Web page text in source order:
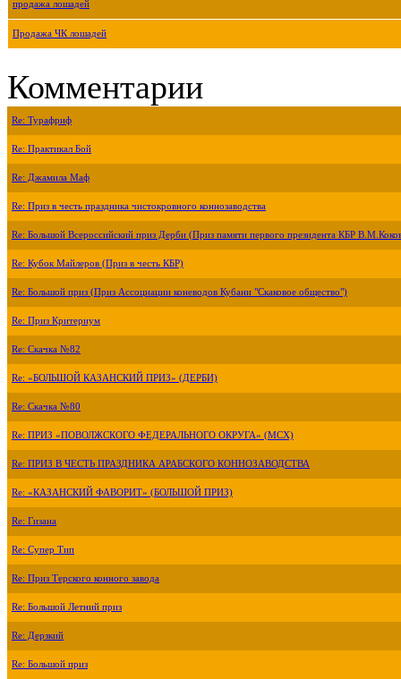
продажа лошадей
Продажа ЧК лошадей
Комментарии
Re: Турафриф
Re: Практикал Бой
Re: Джамила Маф
Re: Приз в честь праздника чистокровного коннозаводства
Re: Большой Всероссийский приз Дерби (Приз памяти первого президента КБР
Re: Кубок Майлеров (Приз в честь КБР)
Re: Большой приз (Приз Ассоциации коневодов Кубани "Скаковое общество")
Re: Приз Критериум
Re: Скачка №82
Re: «БОЛЬШОЙ КАЗАНСКИЙ ПРИЗ» (ДЕРБИ)
Re: Скачка №80
Re: ПРИЗ «ПОВОЛЖСКОГО ФЕДЕРАЛЬНОГО ОКРУГА» (МСХ)
Re: ПРИЗ В ЧЕСТЬ ПРАЗДНИКА АРАБСКОГО КОННОЗАВОДСТВА
Re: «КАЗАНСКИЙ ФАВОРИТ» (БОЛЬШОЙ ПРИЗ)
Re: Гизана
Re: Супер Тип
Re: Приз Терского конного завода
Re: Большой Летний приз
Re: Дерзкий
Re: Большой приз